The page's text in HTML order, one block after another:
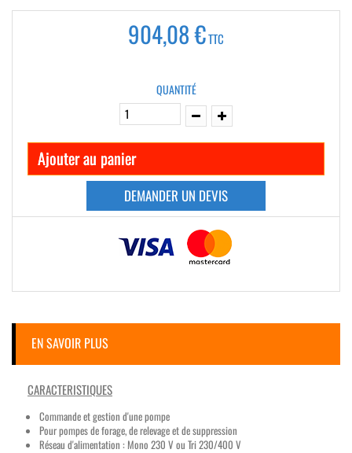
904,08 €TTC
QUANTITÉ
Ajouter au panier
DEMANDER UN DEVIS
EN SAVOIR PLUS
CARACTERISTIQUES
Commande et gestion d'une pompe
Pour pompes de forage, de relevage et de suppression
Réseau d'alimentation : Mono 230 V ou Tri 230/400 V